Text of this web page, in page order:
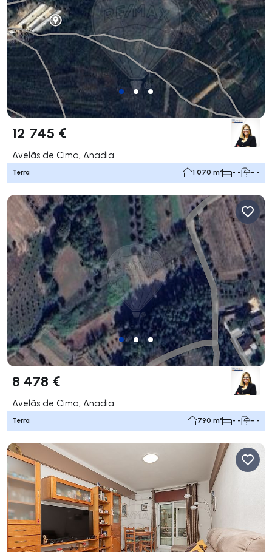
12 745 €
Avelãs de Cima, Anadia
Terra 1 070 m² - - - -
8 478 €
Avelãs de Cima, Anadia
Terra 790 m² - - - -